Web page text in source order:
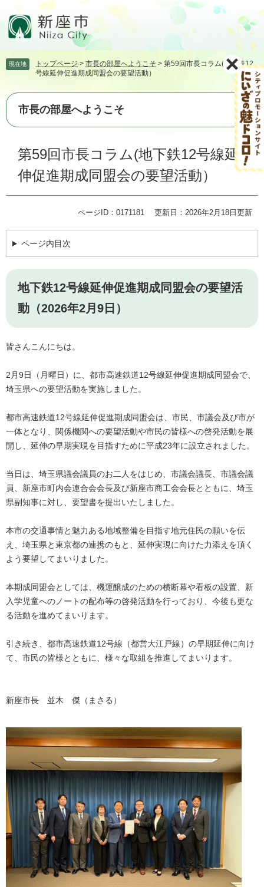
頭
す。
飛
て
本
現在地 トップページ > 市長の部屋へようこそ > 第59回市長コラム(地下鉄12
号線延伸促進期成同盟会の要望活動）
市長の部屋へようこそ
第59回市長コラム(地下鉄12号線延
伸促進期成同盟会の要望活動）
ページID：0171181 更新日：2026年2月18日更新
ページ内目次
地下鉄12号線延伸促進期成同盟会の要望活
動（2026年2月9日）
皆さんこんにちは。
2月9日（月曜日）に、都市高速鉄道12号線延伸促進期成同盟会で、
埼玉県への要望活動を実施しました。
都市高速鉄道12号線延伸促進期成同盟会は、市民、市議会及び市が
一体となり、関係機関への要望活動や市民の皆様への啓発活動を展
開し、延伸の早期実現を目指すために平成23年に設立されました。
当日は、埼玉県議会議員のお二人をはじめ、市議会議長、市議会議
員、新座市町内会連合会会長及び新座市商工会会長とともに、埼玉
県副知事に対し、要望書を提出いたしました。
本市の交通事情と魅力ある地域整備を目指す地元住民の願いを伝
え、埼玉県と東京都の連携のもと、延伸実現に向けた力添えを頂く
よう要望してまいりました。
本期成同盟会としては、機運醸成のための横断幕や看板の設置、新
入学児童へのノートの配布等の啓発活動を行っており、今後も更な
る活動を進めてまいります。
引き続き、都市高速鉄道12号線（都営大江戸線）の早期延伸に向け
て、市民の皆様とともに、様々な取組を推進してまいります。
新座市長 並木 傑（まさる）